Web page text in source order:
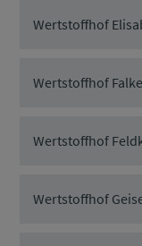
Wertstoffhof
Wertstoffhof
Wertstoffhof
Wertstoffhof